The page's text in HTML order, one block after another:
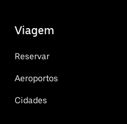
Viagem
Reservar
Aeroportos
Cidades